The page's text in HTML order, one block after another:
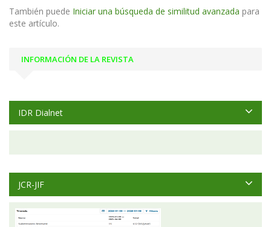
También puede Iniciar una búsqueda de similitud avanzada para
este artículo.
INFORMACIÓN DE LA REVISTA
IDR Dialnet
JCR-JIF